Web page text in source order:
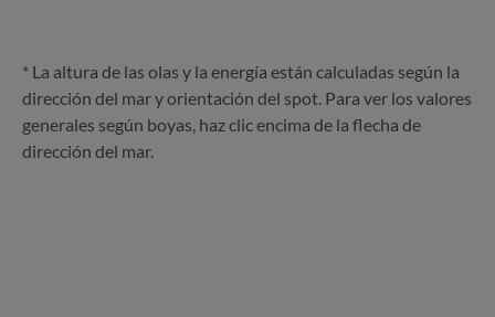
* La altura de las olas y la energía están calculadas según la
dirección del mar y orientación del spot. Para ver los valores
generales según boyas, haz clic encima de la flecha de
dirección del mar.